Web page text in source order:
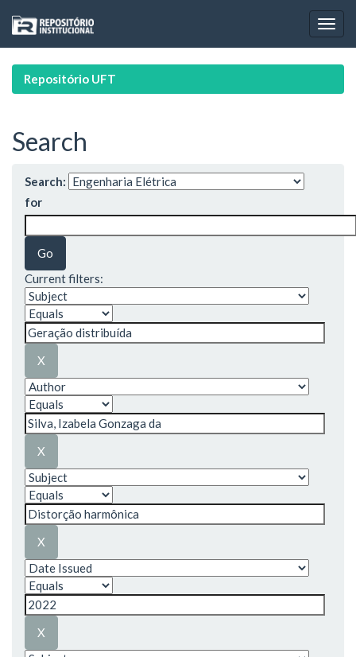
navigation
Repositório UFT
Search
Search:
for
Current filters: